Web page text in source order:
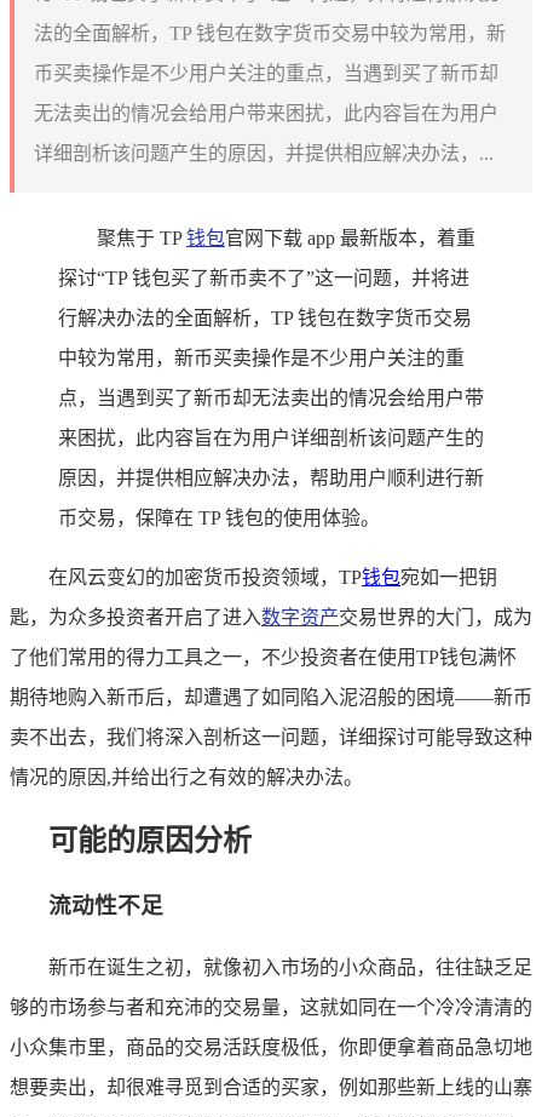
法的全面解析，TP 钱包在数字货币交易中较为常用，新
币买卖操作是不少用户关注的重点，当遇到买了新币却
无法卖出的情况会给用户带来困扰，此内容旨在为用户
详细剖析该问题产生的原因，并提供相应解决办法，...
聚焦于 TP钱包官网下载 app 最新版本，着重
探讨“TP 钱包买了新币卖不了”这一问题，并将进
行解决办法的全面解析，TP 钱包在数字货币交易
中较为常用，新币买卖操作是不少用户关注的重
点，当遇到买了新币却无法卖出的情况会给用户带
来困扰，此内容旨在为用户详细剖析该问题产生的
原因，并提供相应解决办法，帮助用户顺利进行新
币交易，保障在 TP 钱包的使用体验。
在风云变幻的加密货币投资领域，TP钱包宛如一把钥
匙，为众多投资者开启了进入数字资产交易世界的大门，成为
了他们常用的得力工具之一，不少投资者在使用TP钱包满怀
期待地购入新币后，却遭遇了如同陷入泥沼般的困境——新币
卖不出去，我们将深入剖析这一问题，详细探讨可能导致这种
情况的原因,并给出行之有效的解决办法。
可能的原因分析
流动性不足
新币在诞生之初，就像初入市场的小众商品，往往缺乏足
够的市场参与者和充沛的交易量，这就如同在一个冷冷清清的
小众集市里，商品的交易活跃度极低，你即便拿着商品急切地
想要卖出，却很难寻觅到合适的买家，例如那些新上线的山寨